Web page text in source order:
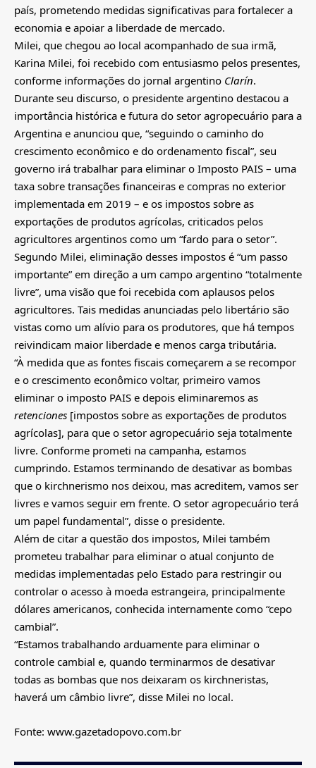
país, prometendo medidas significativas para fortalecer a
economia e apoiar a liberdade de mercado.
Milei, que chegou ao local acompanhado de sua irmã,
Karina Milei, foi recebido com entusiasmo pelos presentes,
conforme informações do jornal argentino Clarín.
Durante seu discurso, o presidente argentino destacou a
importância histórica e futura do setor agropecuário para a
Argentina e anunciou que, “seguindo o caminho do
crescimento econômico e do ordenamento fiscal”, seu
governo irá trabalhar para eliminar o Imposto PAIS – uma
taxa sobre transações financeiras e compras no exterior
implementada em 2019 – e os impostos sobre as
exportações de produtos agrícolas, criticados pelos
agricultores argentinos como um “fardo para o setor”.
Segundo Milei, eliminação desses impostos é “um passo
importante” em direção a um campo argentino “totalmente
livre”, uma visão que foi recebida com aplausos pelos
agricultores. Tais medidas anunciadas pelo libertário são
vistas como um alívio para os produtores, que há tempos
reivindicam maior liberdade e menos carga tributária.
“À medida que as fontes fiscais começarem a se recompor
e o crescimento econômico voltar, primeiro vamos
eliminar o imposto PAIS e depois eliminaremos as
retenciones [impostos sobre as exportações de produtos
agrícolas], para que o setor agropecuário seja totalmente
livre. Conforme prometi na campanha, estamos
cumprindo. Estamos terminando de desativar as bombas
que o kirchnerismo nos deixou, mas acreditem, vamos ser
livres e vamos seguir em frente. O setor agropecuário terá
um papel fundamental”, disse o presidente.
Além de citar a questão dos impostos, Milei também
prometeu trabalhar para eliminar o atual conjunto de
medidas implementadas pelo Estado para restringir ou
controlar o acesso à moeda estrangeira, principalmente
dólares americanos, conhecida internamente como “cepo
cambial”.
“Estamos trabalhando arduamente para eliminar o
controle cambial e, quando terminarmos de desativar
todas as bombas que nos deixaram os kirchneristas,
haverá um câmbio livre”, disse Milei no local.
Fonte: www.gazetadopovo.com.br